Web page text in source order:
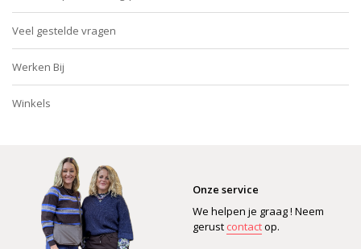
Veel gestelde vragen
Werken Bij
Winkels
Onze service
We helpen je graag ! Neem
gerust contactop.